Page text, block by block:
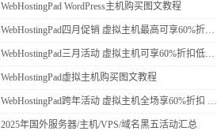
WebHostingPad WordPress主机购买图文教程
WebHostingPad四月促销 虚拟主机最高可享60%折…
WebHostingPad三月活动 虚拟主机可享60%折扣低…
WebHostingPad虚拟主机购买图文教程
WebHostingPad跨年活动 虚拟主机全场享60%折扣 …
2025年国外服务器/主机/VPS/域名黑五活动汇总